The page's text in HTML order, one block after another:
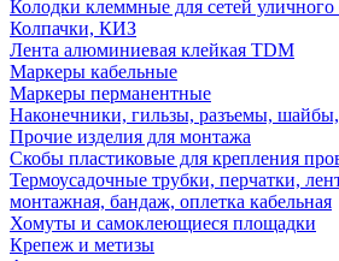
Колодки клеммные для сетей
Колпачки, КИЗ
Лента алюминиевая клейкая TDM
Маркеры кабельные
Маркеры перманентные
Наконечники, гильзы, разъемы,
Прочие изделия для монтажа
Скобы пластиковые для крепления
Термоусадочные трубки, перчатки,
монтажная, бандаж, оплетка кабельная
Хомуты и самоклеющиеся площадки
Крепеж и метизы